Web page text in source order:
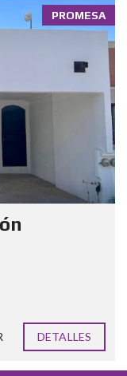
PROMESA
DETALLES